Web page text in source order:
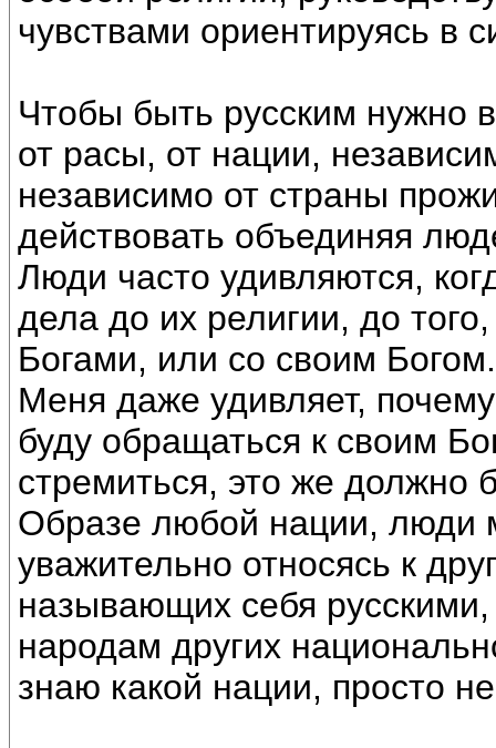
чувствами ориентируясь в
Чтобы быть русским нужно
от расы, от нации,
независимо от страны
действовать объединяя
Люди часто удивляются,
дела до их религии, до
Богами, или со своим Богом.
Меня даже удивляет,
буду обращаться к своим
стремиться, это же
Образе любой нации, люди
уважительно относясь к
называющих себя
народам других
знаю какой нации, просто